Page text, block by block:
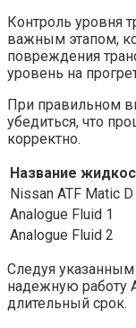
Контроль уровня
важным этапом,
повреждения
уровень на
При правильном
убедиться, что
корректно.
Название
Nissan ATF Matic D
Analogue Fluid 1
Analogue Fluid 2
Следуя
надежную работу
длительный срок.